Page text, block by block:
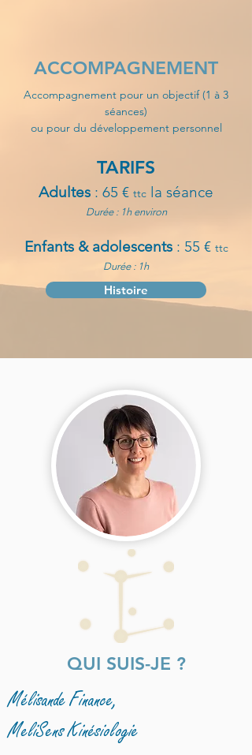
ACCOMPAGNEMENT
Accompagnement pour un objectif (1 à 3
séances)
ou pour du développement personnel
TARIFS
Adultes : 65 € ttc la séance
Durée : 1h environ
Enfants & adolescents: 55 € ttc
Durée : 1h
Histoire
QUI SUIS-JE ?
Mélisande Finance,
MeliSens Kinésiologie